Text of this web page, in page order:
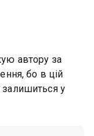
автору за
бо в цій
залишиться у